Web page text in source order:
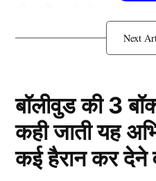
सेंट्रल कॉन्ट्रैक्ट से
बॉलीवुड की 3
कही जाती यह
कई हैरान कर देने